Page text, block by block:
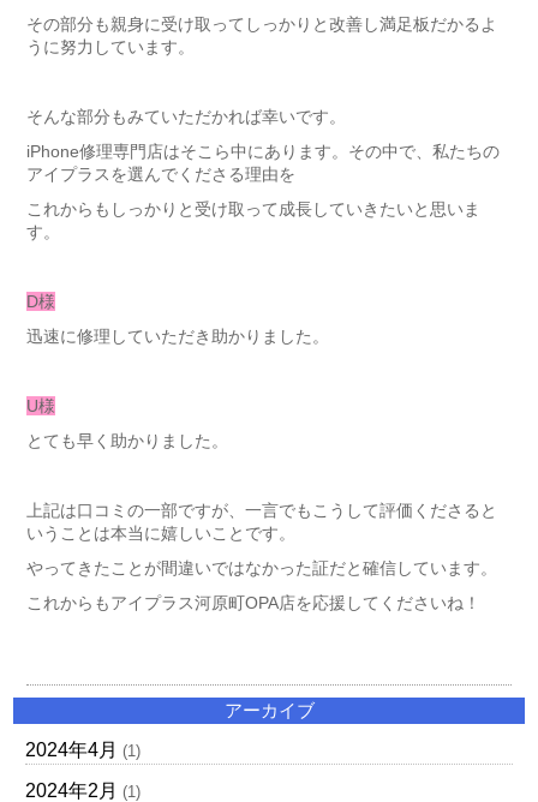
その部分も親身に受け取ってしっかりと改善し満足板だかるよ
うに努力しています。
そんな部分もみていただかれば幸いです。
iPhone修理専門店はそこら中にあります。その中で、私たちの
アイプラスを選んでくださる理由を
これからもしっかりと受け取って成長していきたいと思いま
す。
D様
迅速に修理していただき助かりました。
U様
とても早く助かりました。
上記は口コミの一部ですが、一言でもこうして評価くださると
いうことは本当に嬉しいことです。
やってきたことが間違いではなかった証だと確信しています。
これからもアイプラス河原町OPA店を応援してくださいね！
アーカイブ
2024年4月 (1)
2024年2月 (1)